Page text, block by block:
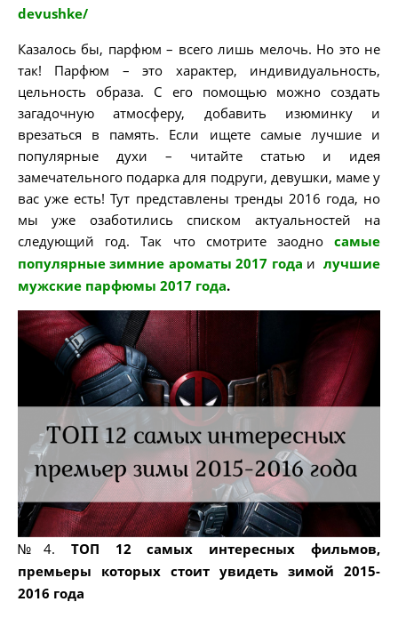
devushke/
Казалось бы, парфюм – всего лишь мелочь. Но это не
так! Парфюм – это характер, индивидуальность,
цельность образа. С его помощью можно создать
загадочную атмосферу, добавить изюминку и
врезаться в память. Если ищете самые лучшие и
популярные духи – читайте статью и идея
замечательного подарка для подруги, девушки, маме у
вас уже есть! Тут представлены тренды 2016 года, но
мы уже озаботились списком актуальностей на
следующий год. Так что смотрите заодно самые
популярные зимние ароматы 2017 года илучшие
мужские парфюмы 2017 года.
№4. ТОП 12 самых интересных фильмов,
премьеры которых стоит увидеть зимой 2015-
2016 года